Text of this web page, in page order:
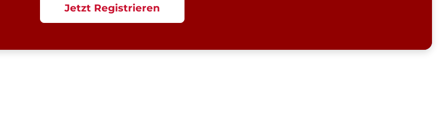
Jetzt Registrieren